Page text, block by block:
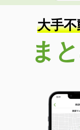
専有
間取
岡山県岡山市中区八
価
間取り
岡山県岡山市北区
大手
ま